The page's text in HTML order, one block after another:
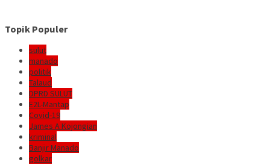
Topik Populer
sulut
manado
politik
Talaud
DPRD SULUT
E2L-Mantap
Covid-19
James A Kojongian
kriminal
Banjir Manado
golkar